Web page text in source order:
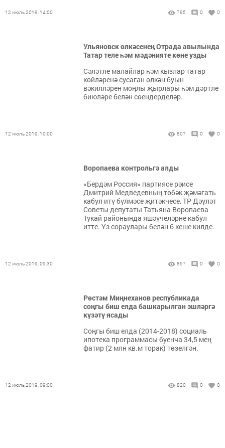
12 июль 2019, 14:00 795 0 0
Ульяновск өлкәсенең Отрада авылында
Татар теле һәм мәдәнияте көне узды
Сәләтле малайлар һәм кызлар татар
көйләренә сусаган өлкән буын
вәкилләрен моңлы җырлары һәм дәртле
биюләре белән сөендерделәр.
12 июль 2019, 10:00 807 0 0
Воропаева контрольгә алды
«Бердәм Россия» партиясе рәисе
Дмитрий Медведевның төбәк җәмәгать
кабул итү бүлмәсе җитәкчесе, ТР Дәүләт
Советы депутаты Татьяна Воропаева
Тукай районында яшәүчеләрне кабул
итте. Үз сораулары белән 6 кеше килде.
12 июль 2019, 09:30 857 0 0
Рөстәм Миңнеханов республикада
соңгы биш елда башкарылган эшләргә
күзәтү ясады
Соңгы биш елда (2014-2018) социаль
ипотека программасы буенча 34,5 мең
фатир (2 млн кв.м торак) төзелгән.
12 июль 2019, 09:00 820 0 0